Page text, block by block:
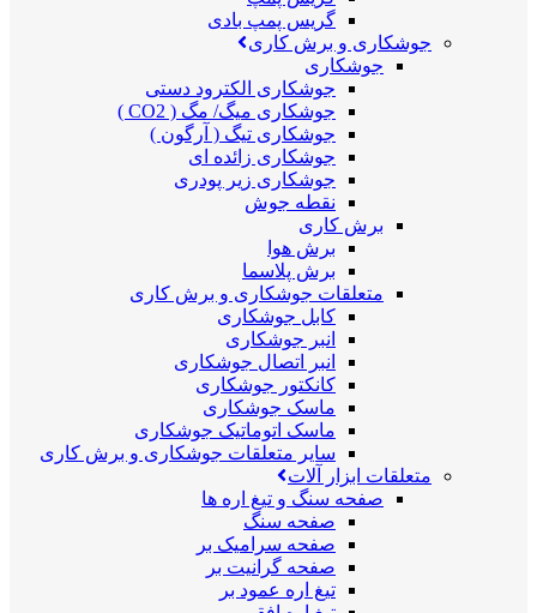
گریس پمپ بادی
جوشکاری و برش کاری
جوشکاری
جوشکاری الکترود دستی
جوشکاری میگ/ مگ ( CO2 )
جوشکاری تیگ ( آرگون )
جوشکاری زائده ای
جوشکاری زیر پودری
نقطه جوش
برش کاری
برش هوا
برش پلاسما
متعلقات جوشکاری و برش کاری
کابل جوشکاری
انبر جوشکاری
انبر اتصال جوشکاری
کانکتور جوشکاری
ماسک جوشکاری
ماسک اتوماتیک جوشکاری
سایر متعلقات جوشکاری و برش کاری
متعلقات ابزار آلات
صفحه سنگ و تیغ اره ها
صفحه سنگ
صفحه سرامیک بر
صفحه گرانیت بر
تیغ اره عمود بر